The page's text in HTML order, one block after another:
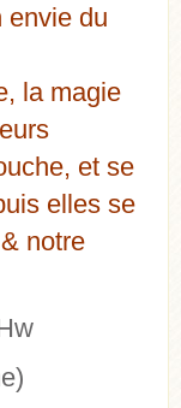
envie du
la magie
et se
elles se
notre